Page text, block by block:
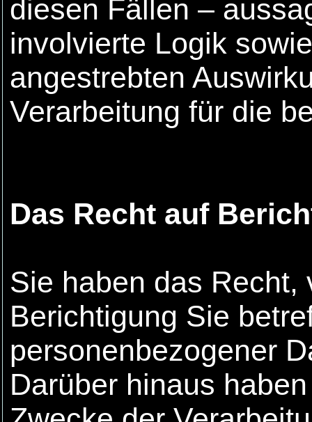
diesen Fällen –
involvierte Logik
angestrebten
Verarbeitung für die
Das Recht auf
Sie haben das
Berichtigung Sie
personenbezogener
Darüber hinaus